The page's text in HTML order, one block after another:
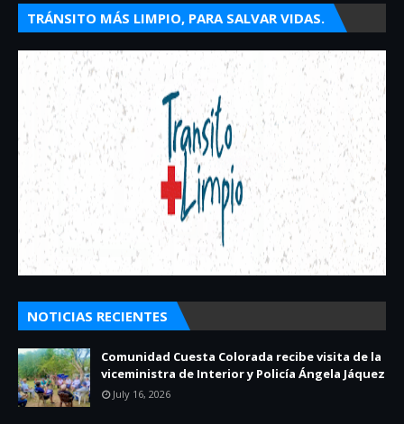
TRÁNSITO MÁS LIMPIO, PARA SALVAR VIDAS.
NOTICIAS RECIENTES
Comunidad Cuesta Colorada recibe visita de la
viceministra de Interior y Policía Ángela Jáquez
July 16, 2026